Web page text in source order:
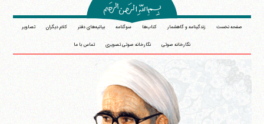
صفحه نخست زندگینامه و گاهشمار کتاب‌ها سوگنامه بیانیه‌های دفتر کلام دیگران تصاویر
نگارخانه صوتی نگارخانه صوتی تصویری تماس با ما